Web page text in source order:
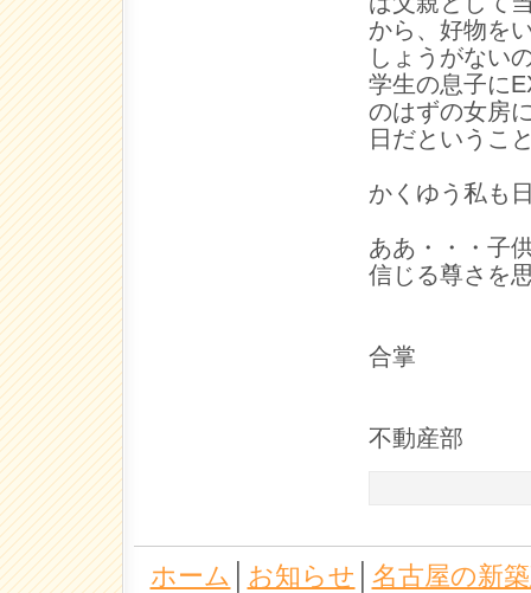
から、好物を
しょうがない
学生の息子に
のはずの女房
日だというこ
かくゆう私も
ああ・・・子
信じる尊さを
不動産部
ホーム お知らせ
名古屋の新